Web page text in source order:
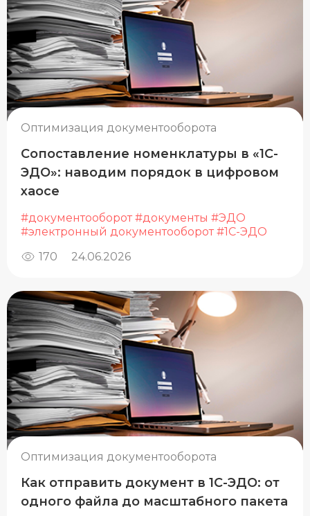
Оптимизация документооборота
Сопоставление номенклатуры в «1С-
ЭДО»: наводим порядок в цифровом
хаосе
#документооборот #документы #ЭДО
#электронный документооборот #1С-ЭДО
170
24.06.2026
Оптимизация документооборота
Как отправить документ в 1С-ЭДО: от
одного файла до масштабного пакета